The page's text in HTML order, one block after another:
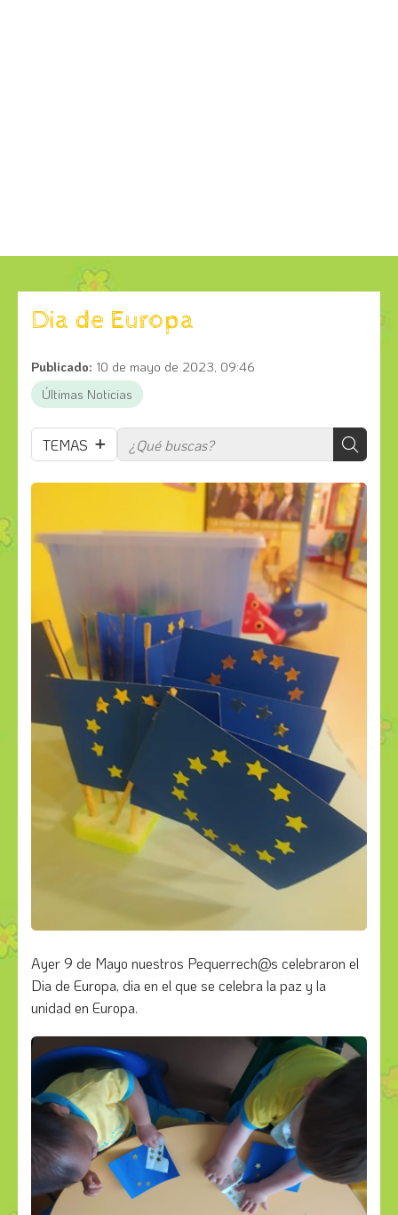
Dia de Europa
Publicado: 10 de mayo de 2023, 09:46
Últimas Noticias
TEMAS
Ayer 9 de Mayo nuestros Pequerrech@s celebraron el
Dia de Europa, dia en el que se celebra la paz y la
unidad en Europa.